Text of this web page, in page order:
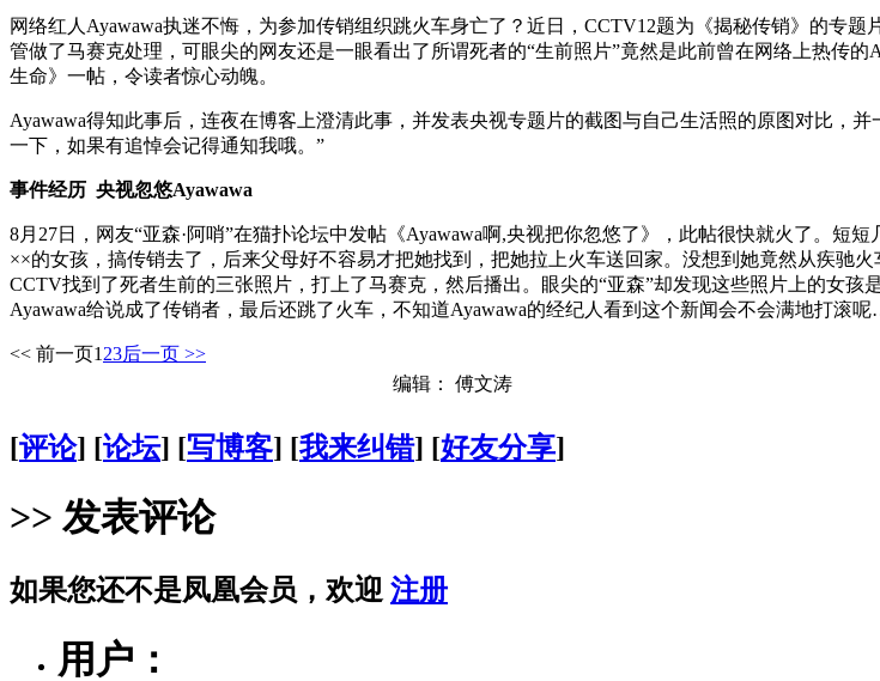
网络红人Ayawawa执迷不悔，为参加传销组织跳火车身亡了？近日，CCTV12题为《揭秘传销》的专
管做了马赛克处理，可眼尖的网友还是一眼看出了所谓死者的“生前照片”竟然是此前曾在网络上热传
生命》一帖，令读者惊心动魄。
Ayawawa得知此事后，连夜在博客上澄清此事，并发表央视专题片的截图与自己生活照的原图对比，
一下，如果有追悼会记得通知我哦。”
事件经历 央视忽悠Ayawawa
8月27日，网友“亚森·阿哨”在猫扑论坛中发帖《Ayawawa啊,央视把你忽悠了》，此帖很快就火了。短
××的女孩，搞传销去了，后来父母好不容易才把她找到，把她拉上火车送回家。没想到她竟然从疾
CCTV找到了死者生前的三张照片，打上了马赛克，然后播出。眼尖的“亚森”却发现这些照片上的女孩
Ayawawa给说成了传销者，最后还跳了火车，不知道Ayawawa的经纪人看到这个新闻会不会满地打滚
<< 前一页1 23后一页 >>
编辑： 傅文涛
[评论] [论坛] [写博客] [我来纠错] [好友分享]
>> 发表评论
如果您还不是凤凰会员，欢迎 注册
用户：